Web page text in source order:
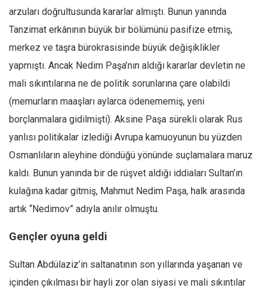
Ekonomi
Spor
Manzara
Sağlık
Gıda-Beslenme
Hayat
Türkiye
Siyaset
Asya
İslam Dünyası
Amerika
Avustralya
arzuları doğrultusunda kararlar almıştı. Bunun yanında
Tanzimat erkânının büyük bir bölümünü pasifize etmiş,
merkez ve taşra bürokrasisinde büyük değişiklikler
yapmıştı. Ancak Nedim Paşa’nın aldığı kararlar devletin ne
mali sıkıntılarına ne de politik sorunlarına çare olabildi
(memurların maaşları aylarca ödenememiş, yeni
borçlanmalara gidilmişti). Aksine Paşa sürekli olarak Rus
yanlısı politikalar izlediği Avrupa kamuoyunun bu yüzden
Osmanlıların aleyhine döndüğü yönünde suçlamalara maruz
kaldı. Bunun yanında bir de rüşvet aldığı iddiaları Sultan’ın
kulağına kadar gitmiş, Mahmut Nedim Paşa, halk arasında
artık “Nedimov” adıyla anılır olmuştu.
Gençler oyuna geldi
Sultan Abdülaziz’in saltanatının son yıllarında yaşanan ve
içinden çıkılması bir hayli zor olan siyasi ve mali sıkıntılar